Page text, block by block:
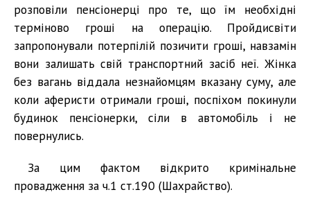
розповіли пенсіонерці про те, що їм необхідні
терміново гроші на операцію. Пройдисвіти
запропонували потерпілій позичити гроші, навзамін
вони залишать свій транспортний засіб неї. Жінка
без вагань віддала незнайомцям вказану суму, але
коли аферисти отримали гроші, поспіхом покинули
будинок пенсіонерки, сіли в автомобіль і не
повернулись.
За цим фактом відкрито кримінальне
провадження за ч.1 ст.190 (Шахрайство).